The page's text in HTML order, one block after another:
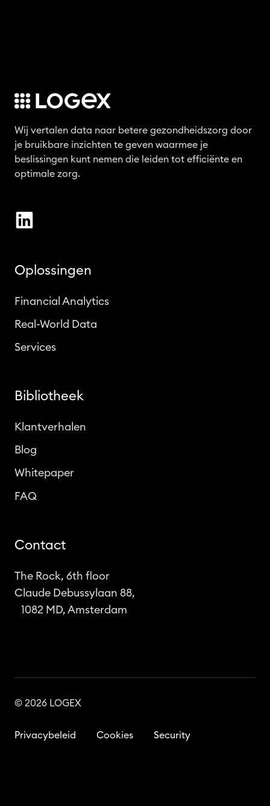
Wij vertalen data naar betere gezondheidszorg door
je bruikbare inzichten te geven waarmee je
beslissingen kunt nemen die leiden tot efficiënte en
optimale zorg.
Oplossingen
Financial Analytics
Real-World Data
Services
Bibliotheek
Klantverhalen
Blog
Whitepaper
FAQ
Contact
The Rock, 6th floor
Claude Debussylaan 88,
1082 MD, Amsterdam
© 2026 LOGEX
Privacybeleid Cookies Security